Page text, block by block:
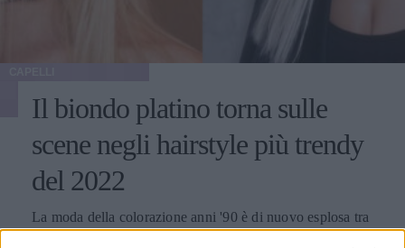
Il biondo platino torna sulle
scene negli hairstyle più trendy
del 2022
La moda della colorazione anni '90 è di nuovo esplosa tra